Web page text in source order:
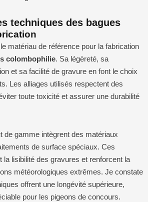
techniques des bagues
matériau de référence pour la fabrication
colombophilie. Sa légèreté, sa
et sa facilité de gravure en font le choix
Les alliages utilisés respectent des
toute toxicité et assurer une durabilité
de gamme intègrent des matériaux
de surface spéciaux. Ces
la lisibilité des gravures et renforcent la
météorologiques extrêmes. Je constate
offrent une longévité supérieure,
pour les pigeons de concours.